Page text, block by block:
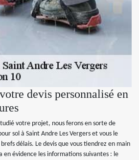
devis personnalisé en
votre projet, nous ferons en sorte de
sol à Saint Andre Les Vergers et vous le
délais. Le devis que vous tiendrez en main
en évidence les informations suivantes : le